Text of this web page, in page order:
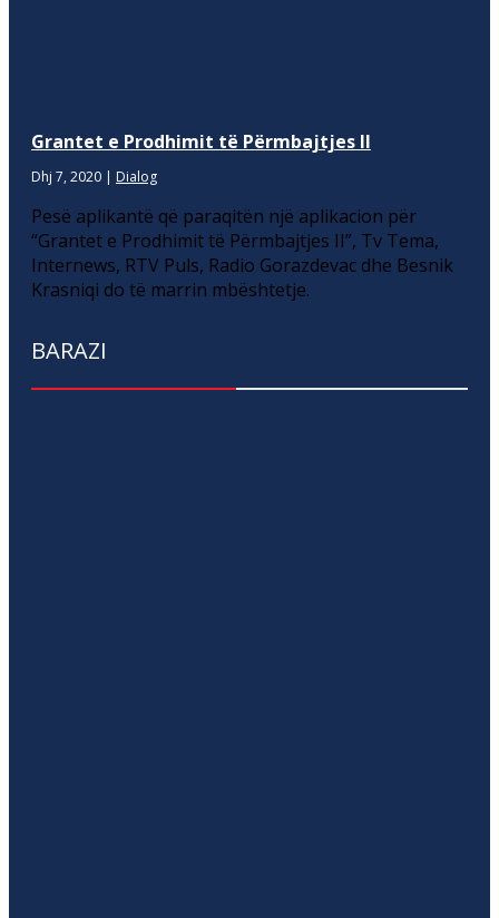
Grantet e Prodhimit të Përmbajtjes II
Dhj 7, 2020 | Dialog
Pesë aplikantë që paraqitën një aplikacion për
“Grantet e Prodhimit të Përmbajtjes II”, Tv Tema,
Internews, RTV Puls, Radio Gorazdevac dhe Besnik
Krasniqi do të marrin mbështetje.
BARAZI